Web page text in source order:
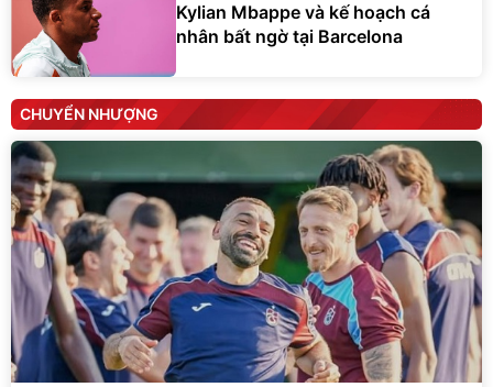
Kylian Mbappe và kế hoạch cá
nhân bất ngờ tại Barcelona
CHUYỂN NHƯỢNG